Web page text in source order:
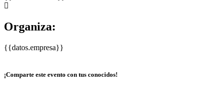
Organiza:
{{datos.empresa}}
¡Comparte este evento con tus conocidos!